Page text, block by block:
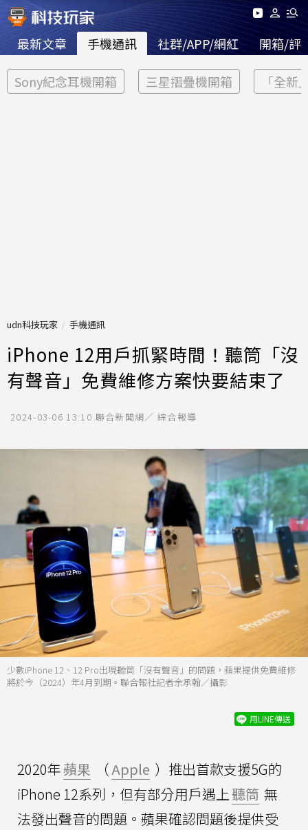
最新文章 手機通訊 社群/APP/網紅 開箱/評
Sony紀念耳機開箱 三星摺疊機開箱 「全新
udn科技玩家 手機通訊
iPhone 12用戶抓緊時間！聽筒「沒
有聲音」免費維修方案快要結束了
2024-03-06 13:10 聯合新聞網／ 綜合報導
少數iPhone 12、12 Pro出現聽筒「沒有聲音」的問題，蘋果提供免費維修
將於今（2024）年4月到期。聯合報社記者余承翰／攝影
用LINE傳送
2020年蘋果 （Apple ）推出首款支援5G的
iPhone 12系列，但有部分用戶遇上聽筒 無
法發出聲音的問題。蘋果確認問題後提供受